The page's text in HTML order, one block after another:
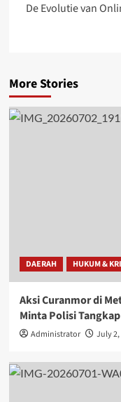
De Evolutie van
More Stories
DAERAH HUKUM &
Aksi Curanmor di
Minta Polisi
Administrator July 2,